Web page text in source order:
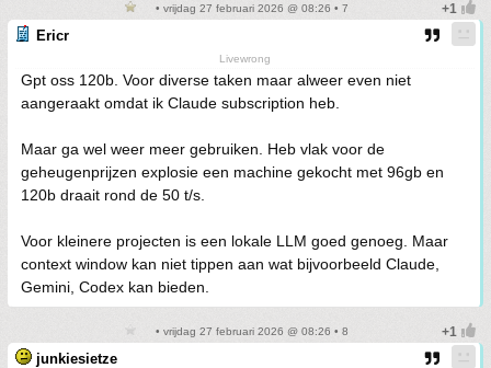
• vrijdag 27 februari 2026 @ 08:26 • 7
Ericr
Livewrong
Gpt oss 120b. Voor diverse taken maar alweer even niet
aangeraakt omdat ik Claude subscription heb.
Maar ga wel weer meer gebruiken. Heb vlak voor de
geheugenprijzen explosie een machine gekocht met 96gb en
120b draait rond de 50 t/s.
Voor kleinere projecten is een lokale LLM goed genoeg. Maar
context window kan niet tippen aan wat bijvoorbeeld Claude,
Gemini, Codex kan bieden.
• vrijdag 27 februari 2026 @ 08:26 • 8
junkiesietze